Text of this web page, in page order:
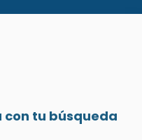
con tu búsqueda